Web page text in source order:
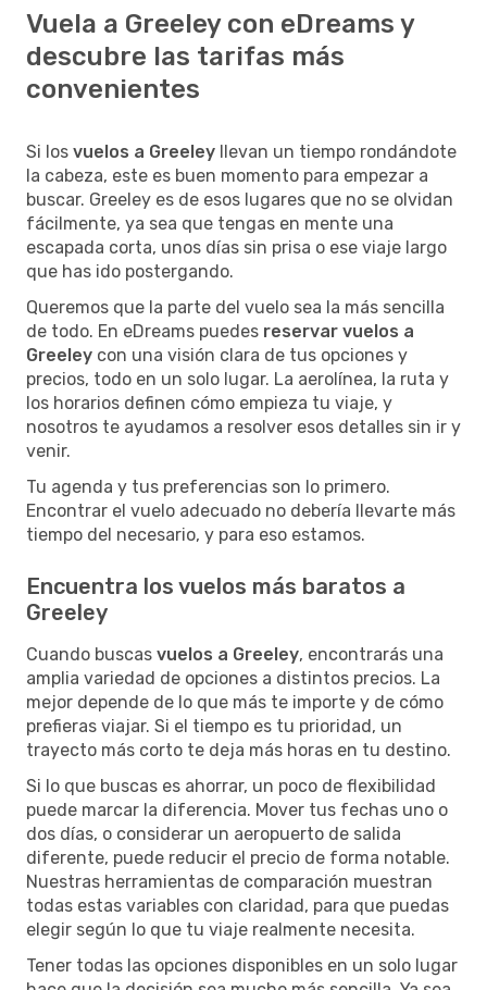
Vuela a Greeley con eDreams y
descubre las tarifas más
convenientes
Si los vuelos a Greeley llevan un tiempo rondándote
la cabeza, este es buen momento para empezar a
buscar. Greeley es de esos lugares que no se olvidan
fácilmente, ya sea que tengas en mente una
escapada corta, unos días sin prisa o ese viaje largo
que has ido postergando.
Queremos que la parte del vuelo sea la más sencilla
de todo. En eDreams puedes reservar vuelos a
Greeley con una visión clara de tus opciones y
precios, todo en un solo lugar. La aerolínea, la ruta y
los horarios definen cómo empieza tu viaje, y
nosotros te ayudamos a resolver esos detalles sin ir y
venir.
Tu agenda y tus preferencias son lo primero.
Encontrar el vuelo adecuado no debería llevarte más
tiempo del necesario, y para eso estamos.
Encuentra los vuelos más baratos a
Greeley
Cuando buscas vuelos a Greeley, encontrarás una
amplia variedad de opciones a distintos precios. La
mejor depende de lo que más te importe y de cómo
prefieras viajar. Si el tiempo es tu prioridad, un
trayecto más corto te deja más horas en tu destino.
Si lo que buscas es ahorrar, un poco de flexibilidad
puede marcar la diferencia. Mover tus fechas uno o
dos días, o considerar un aeropuerto de salida
diferente, puede reducir el precio de forma notable.
Nuestras herramientas de comparación muestran
todas estas variables con claridad, para que puedas
elegir según lo que tu viaje realmente necesita.
Tener todas las opciones disponibles en un solo lugar